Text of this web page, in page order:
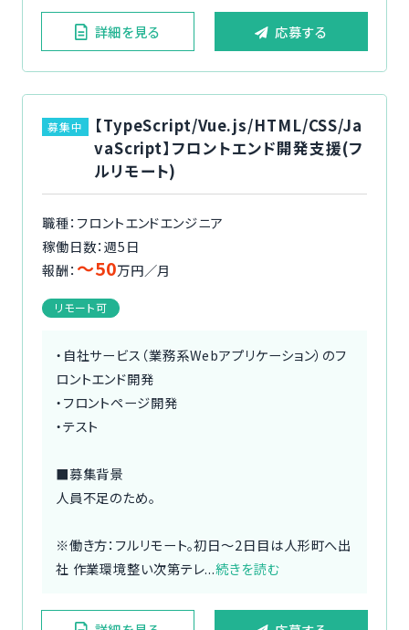
詳細を見る 応募する
募集中
【TypeScript/Vue.js/HTML/CSS/Ja
vaScript】フロントエンド開発支援(フ
ルリモート)
職種：フロントエンドエンジニア
稼働日数：週5日
報酬： 〜50万円／月
リモート可
・自社サービス（業務系Webアプリケーション）のフ
ロントエンド開発
・フロントページ開発
・テスト
■募集背景
人員不足のため。
※働き方：フルリモート。初日～2日目は人形町へ出
社 作業環境整い次第テレ...続きを読む